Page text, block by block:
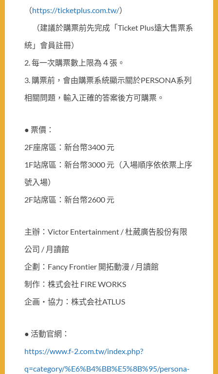
（https://ticketplus.com.tw/）
（建議於購票前先完成「Ticket Plus遠大售票系
統」會員註冊）
2. 每一次購票數上限為４張。
3. 購票前，會由購票系統顯示關於PERSONA系列
相關問題，輸入正確的答案後方可購票。
● 票價：
2F座席區：新台幣3400 元
1F站席區：新台幣3000 元（入場順序依依票上序
號入場）
2F站席區：新台幣2600 元
主辦：Victor Entertainment / 杜葳廣告股份有限
公司 / 月讀館
企劃：Fancy Frontier 開拓動漫 / 月讀館
制作：株式会社 FIRE WORKS
企画・協力：株式会社ATLUS
● 活動官網：
https://www.f-2.com.tw/index.php?
q=category/%E6%B4%BB%E5%8B%95/persona-